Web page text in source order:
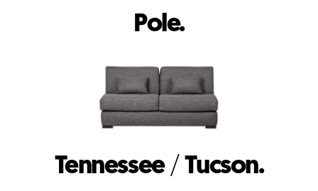
Pole.
Tennessee/Tucson.